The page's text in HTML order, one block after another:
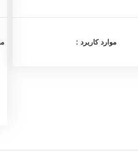
موارد کاربرد :